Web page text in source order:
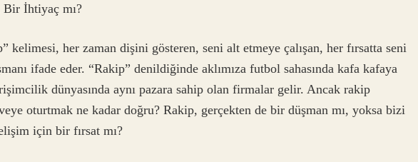
İhtiyaç mı?
kelimesi, her zaman dişini gösteren, seni alt etmeye çalışan, her fırsatta seni
ifade eder. “Rakip” denildiğinde aklımıza futbol sahasında kafa kafaya
dünyasında aynı pazara sahip olan firmalar gelir. Ancak rakip
oturtmak ne kadar doğru? Rakip, gerçekten de bir düşman mı, yoksa bizi
için bir fırsat mı?